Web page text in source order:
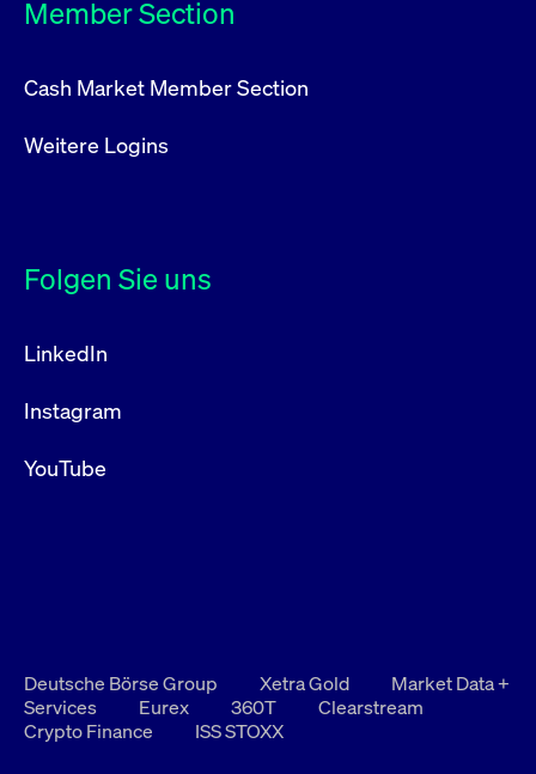
Member Section
Cash Market Member Section
Weitere Logins
Folgen Sie uns
LinkedIn
Instagram
YouTube
Deutsche Börse Group Xetra Gold
Market Data +
Services
Eurex 360T
Clearstream
Crypto Finance
ISS STOXX